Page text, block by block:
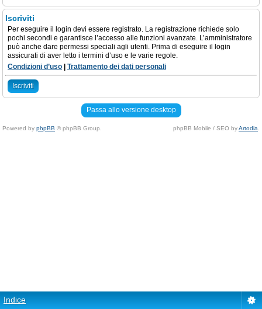
Iscriviti
Per eseguire il login devi essere registrato. La registrazione richiede solo
pochi secondi e garantisce l’accesso alle funzioni avanzate. L’amministratore
può anche dare permessi speciali agli utenti. Prima di eseguire il login
assicurati di aver letto i termini d’uso e le varie regole.
Condizioni d’uso
Trattamento dei dati personali
Iscriviti
Passa allo versione desktop
Powered by phpBB © phpBB Group. phpBB Mobile / SEO byArtodia
Indice